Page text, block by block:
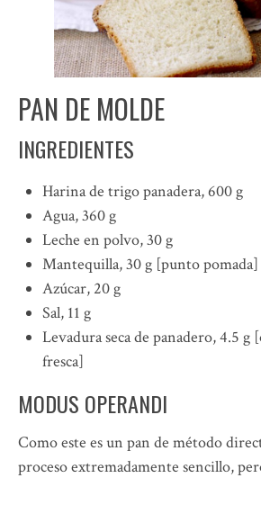
PAN DE MOLDE
INGREDIENTES
Harina de trigo panadera, 600 g
Agua, 360 g
Leche en polvo, 30 g
Mantequilla, 30 g [punto pomada]
Azúcar, 20 g
Sal, 11 g
Levadura seca de panadero, 4.5 g
fresca]
MODUS OPERANDI
Como este es un pan de método
proceso extremadamente sencillo,